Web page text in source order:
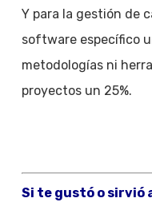
Y para la gestión de
software específico
metodologías ni
proyectos un 25%.
Si te gustó o sirvió